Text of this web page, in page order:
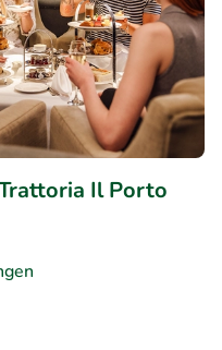
Il Porto